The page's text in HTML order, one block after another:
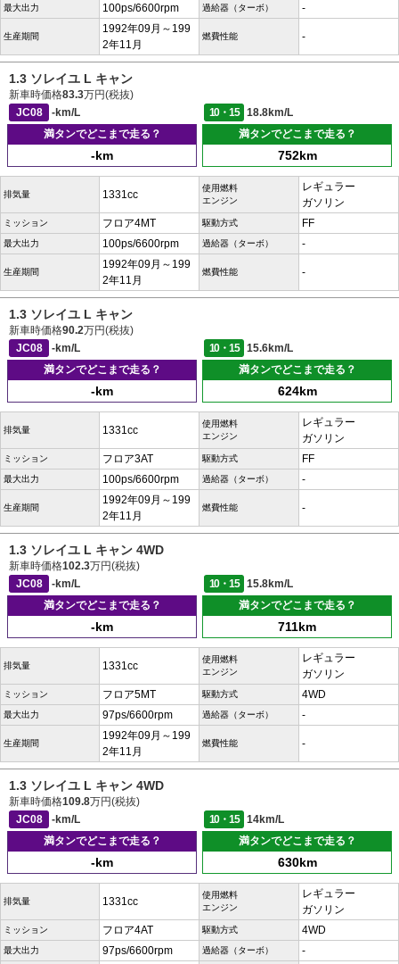
最大出力 100ps/6600rpm 過給器（ターボ） -
生産期間
1992年09月～199
2年11月
燃費性能 -
1.3 ソレイユ L キャン
新車時価格83.3万円(税抜)
JC08
-km/L 10・15
18.8km/L
満タンでどこまで走る？
-km
満タンでどこまで走る？
752km
排気量 1331cc
使用燃料
エンジン
レギュラー
ガソリン
ミッション フロア4MT 駆動方式 FF
最大出力 100ps/6600rpm 過給器（ターボ） -
生産期間
1992年09月～199
2年11月
燃費性能 -
1.3 ソレイユ L キャン
新車時価格90.2万円(税抜)
JC08
-km/L 10・15
15.6km/L
満タンでどこまで走る？
-km
満タンでどこまで走る？
624km
排気量 1331cc
使用燃料
エンジン
レギュラー
ガソリン
ミッション フロア3AT 駆動方式 FF
最大出力 100ps/6600rpm 過給器（ターボ） -
生産期間
1992年09月～199
2年11月
燃費性能 -
1.3 ソレイユ L キャン 4WD
新車時価格102.3万円(税抜)
JC08
-km/L 10・15
15.8km/L
満タンでどこまで走る？
-km
満タンでどこまで走る？
711km
排気量 1331cc
使用燃料
エンジン
レギュラー
ガソリン
ミッション フロア5MT 駆動方式 4WD
最大出力 97ps/6600rpm 過給器（ターボ） -
生産期間
1992年09月～199
2年11月
燃費性能 -
1.3 ソレイユ L キャン 4WD
新車時価格109.8万円(税抜)
JC08
-km/L 10・15
14km/L
満タンでどこまで走る？
-km
満タンでどこまで走る？
630km
排気量 1331cc
使用燃料
エンジン
レギュラー
ガソリン
ミッション フロア4AT 駆動方式 4WD
最大出力 97ps/6600rpm 過給器（ターボ） -